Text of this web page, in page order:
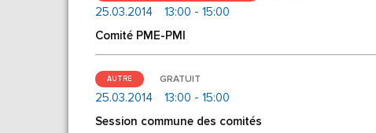
25.03.2014
13:00 - 15:00
Comité PME-PMI
AUTRE GRATUIT
25.03.2014
13:00 - 15:00
Session commune des comités